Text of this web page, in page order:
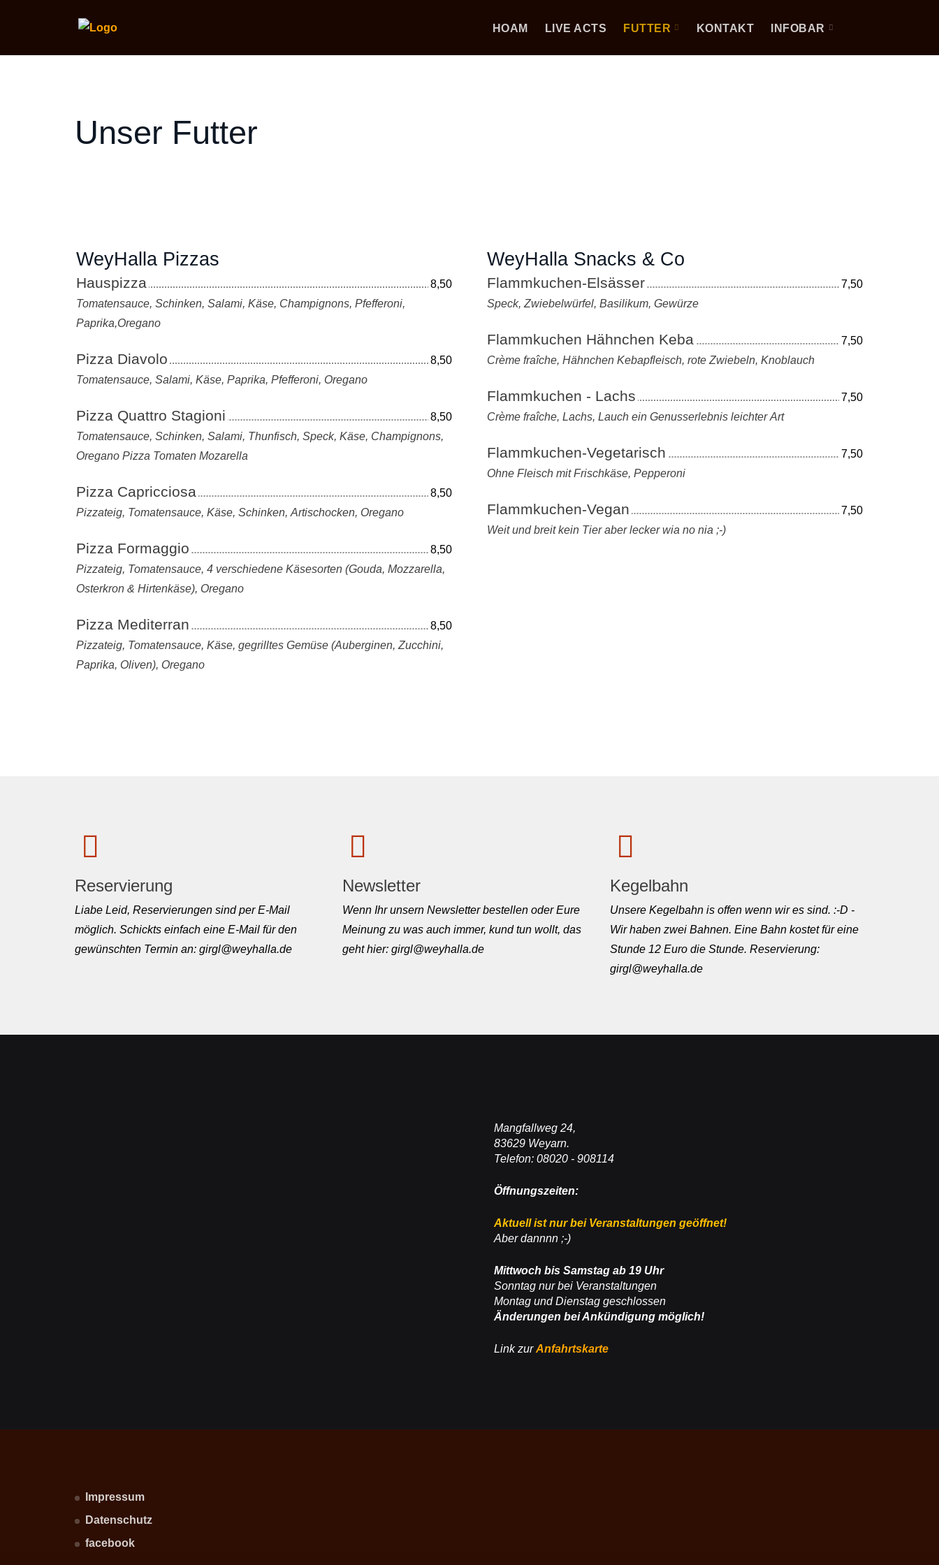
HOAM LIVE ACTS FUTTER KONTAKT INFOBAR
Unser Futter
WeyHalla Pizzas
Hauspizza
8,50
Tomatensauce, Schinken, Salami, Käse, Champignons, Pfefferoni,
Paprika,Oregano
Pizza Diavolo
8,50
Tomatensauce, Salami, Käse, Paprika, Pfefferoni, Oregano
Pizza Quattro Stagioni
8,50
Tomatensauce, Schinken, Salami, Thunfisch, Speck, Käse, Champignons,
Oregano Pizza Tomaten Mozarella
Pizza Capricciosa
8,50
Pizzateig, Tomatensauce, Käse, Schinken, Artischocken, Oregano
Pizza Formaggio
8,50
Pizzateig, Tomatensauce, 4 verschiedene Käsesorten (Gouda, Mozzarella,
Osterkron & Hirtenkäse), Oregano
Pizza Mediterran
8,50
Pizzateig, Tomatensauce, Käse, gegrilltes Gemüse (Auberginen, Zucchini,
Paprika, Oliven), Oregano
WeyHalla Snacks & Co
Flammkuchen-Elsässer
7,50
Speck, Zwiebelwürfel, Basilikum, Gewürze
Flammkuchen Hähnchen Keba
7,50
Crème fraîche, Hähnchen Kebapfleisch, rote Zwiebeln, Knoblauch
Flammkuchen - Lachs
7,50
Crème fraîche, Lachs, Lauch ein Genusserlebnis leichter Art
Flammkuchen-Vegetarisch
7,50
Ohne Fleisch mit Frischkäse, Pepperoni
Flammkuchen-Vegan
7,50
Weit und breit kein Tier aber lecker wia no nia ;-)
Reservierung
Liabe Leid, Reservierungen sind per E-Mail
möglich. Schickts einfach eine E-Mail für den
gewünschten Termin an: girgl@weyhalla.de
Newsletter
Wenn Ihr unsern Newsletter bestellen oder Eure
Meinung zu was auch immer, kund tun wollt, das
geht hier: girgl@weyhalla.de
Kegelbahn
Unsere Kegelbahn is offen wenn wir es sind. :-D -
Wir haben zwei Bahnen. Eine Bahn kostet für eine
Stunde 12 Euro die Stunde. Reservierung:
girgl@weyhalla.de
Mangfallweg 24,
83629 Weyarn.
Telefon: 08020 - 908114
Öffnungszeiten:
Aktuell ist nur bei Veranstaltungen geöffnet!
Aber dannnn ;-)
Mittwoch bis Samstag ab 19 Uhr
Sonntag nur bei Veranstaltungen
Montag und Dienstag geschlossen
Änderungen bei Ankündigung möglich!
Link zurAnfahrtskarte
Impressum
Datenschutz
facebook